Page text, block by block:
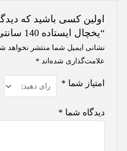
اولین کسی باشید که
“یخچال ایستاده 140 سانتی”
نشانی ایمیل شما منتشر نخواهد
علامت‌گذاری شده‌اند *
امتیاز شما *
دیدگاه شما *